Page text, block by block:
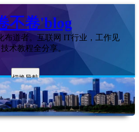
不卷'blog
布道者。互联网 IT行业，工作见
术教程全分享。
切换导航